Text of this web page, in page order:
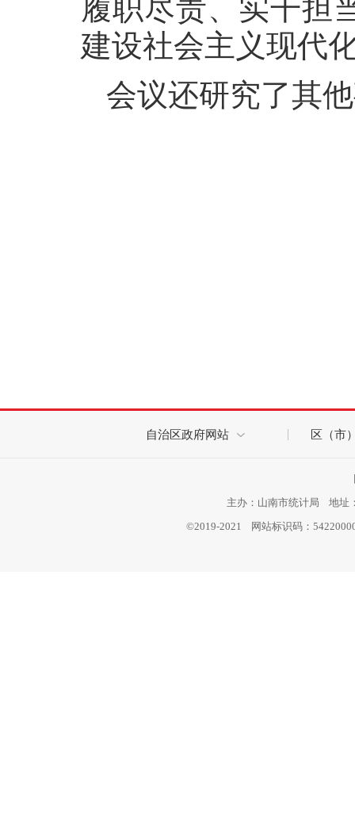
履职尽责、实干担
建设社会主义现代
会议还研究了其
自治区政府网站 区（市
主办：山南市统计局 地址
©2019-2021 网站标识码：